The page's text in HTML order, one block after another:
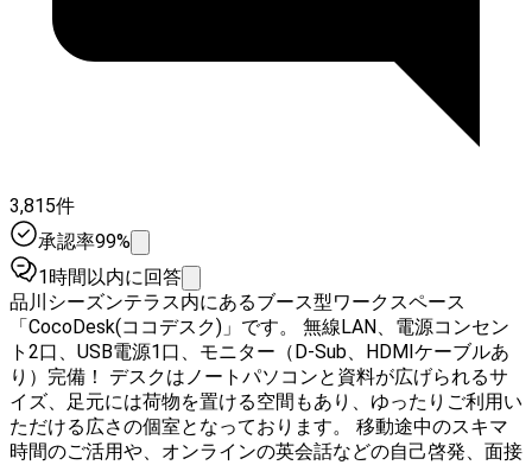
3,815件
承認率99%
1時間以内に回答
品川シーズンテラス内にあるブース型ワークスペース
「CocoDesk(ココデスク)」です。 無線LAN、電源コンセン
ト2口、USB電源1口、モニター（D-Sub、HDMIケーブルあ
り）完備！ デスクはノートパソコンと資料が広げられるサ
イズ、足元には荷物を置ける空間もあり、ゆったりご利用い
ただける広さの個室となっております。 移動途中のスキマ
時間のご活用や、オンラインの英会話などの自己啓発、面接